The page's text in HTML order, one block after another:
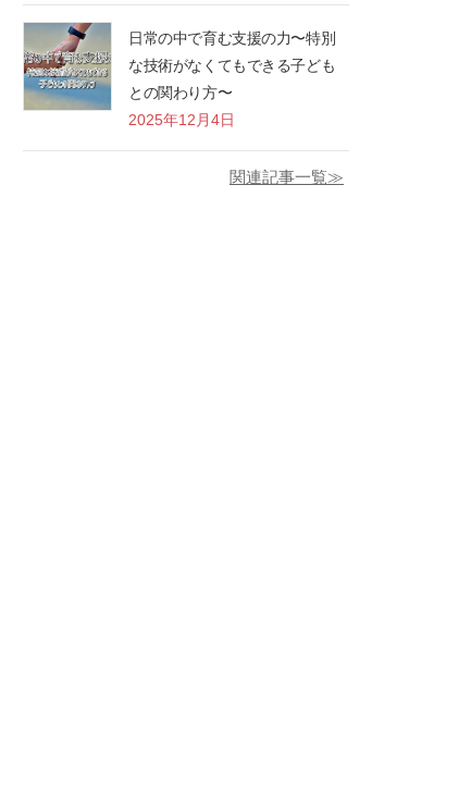
日常の中で育む支援の力〜特別
な技術がなくてもできる子ども
との関わり方〜
2025年12月4日
関連記事一覧≫